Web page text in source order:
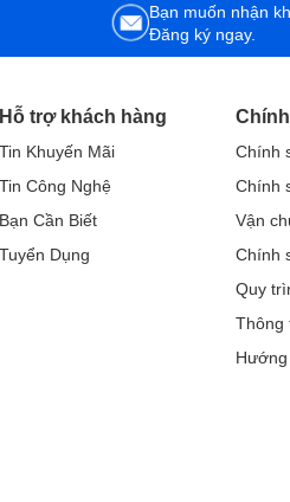
Bạn muốn nhận
Đăng ký ngay.
Hỗ trợ khách hàng
Tin Khuyến Mãi
Tin Công Nghệ
Bạn Cần Biết
Tuyển Dụng
Chính
Chính
Vận
Chính
Quy
Thông